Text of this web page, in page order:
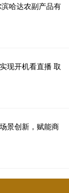
哈达农副产品有
现开机看直播 取
景创新，赋能商